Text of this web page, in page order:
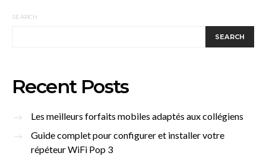
SEARCH
SEARCH
Recent Posts
Les meilleurs forfaits mobiles adaptés aux collégiens
Guide complet pour configurer et installer votre
répéteur WiFi Pop 3